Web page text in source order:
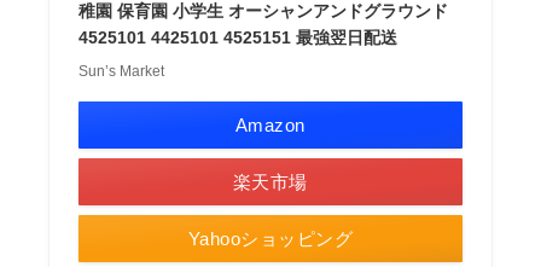
稚園 保育園 小学生 オーシャンアンドグラウンド
4525101 4425101 4525151 最強翌日配送
Sun’s Market
Amazon
楽天市場
Yahooショッピング